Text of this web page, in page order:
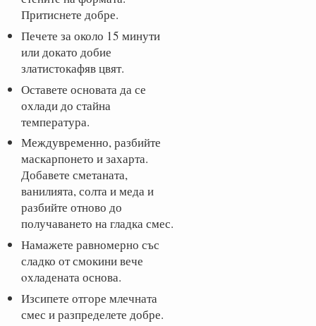
Притиснете добре.
Печете за около 15 минути
или докато добие
златистокафяв цвят.
Оставете основата да се
охлади до стайна
температура.
Междувременно, разбийте
маскарпонето и захарта.
Добавете сметаната,
ванилията, солта и меда и
разбийте отново до
получаването на гладка смес.
Намажете равномерно със
сладко от смокини вече
oхладената основа.
Изсипете отгоре млечната
смес и разпределете добре.